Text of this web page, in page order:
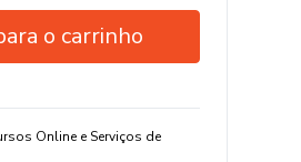
o carrinho
do seu jeito e em qualquer
Online e Serviços de